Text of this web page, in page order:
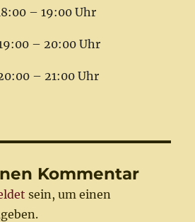
– 19:00 Uhr
– 20:00 Uhr
– 21:00 Uhr
Kommentar
sein, um einen